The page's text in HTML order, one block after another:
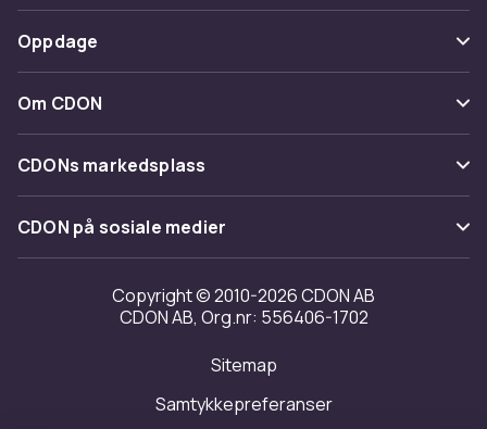
Spor pakke
Angre & returner her
Kontakt oss
Betaling
Levering
Tilbakekallinger
Oppdage
Kategorier
Varemerker
Om CDON
Om oss
Kundeanmeldelser
Jobbe på CDON
Investor relations
Tilgjengelighet
CDONs markedsplass
Merchant Help Center
CDON på sosiale medier
Copyright © 2010-2026 CDON AB
CDON AB, Org.nr: 556406-1702
Sitemap
Samtykkepreferanser